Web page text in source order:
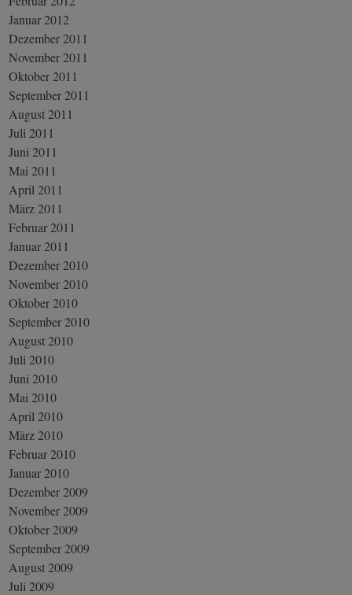
Januar 2012
Dezember 2011
November 2011
Oktober 2011
September 2011
August 2011
Juli 2011
Juni 2011
Mai 2011
April 2011
März 2011
Februar 2011
Januar 2011
Dezember 2010
November 2010
Oktober 2010
September 2010
August 2010
Juli 2010
Juni 2010
Mai 2010
April 2010
März 2010
Februar 2010
Januar 2010
Dezember 2009
November 2009
Oktober 2009
September 2009
August 2009
Juli 2009